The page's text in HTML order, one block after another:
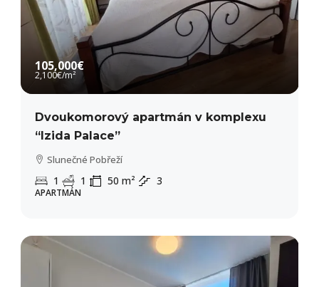
105,000€
2,100€/m²
Dvoukomorový apartmán v komplexu
“Izida Palace”
Slunečné Pobřeží
1 1 50 m² 3
APARTMÁN